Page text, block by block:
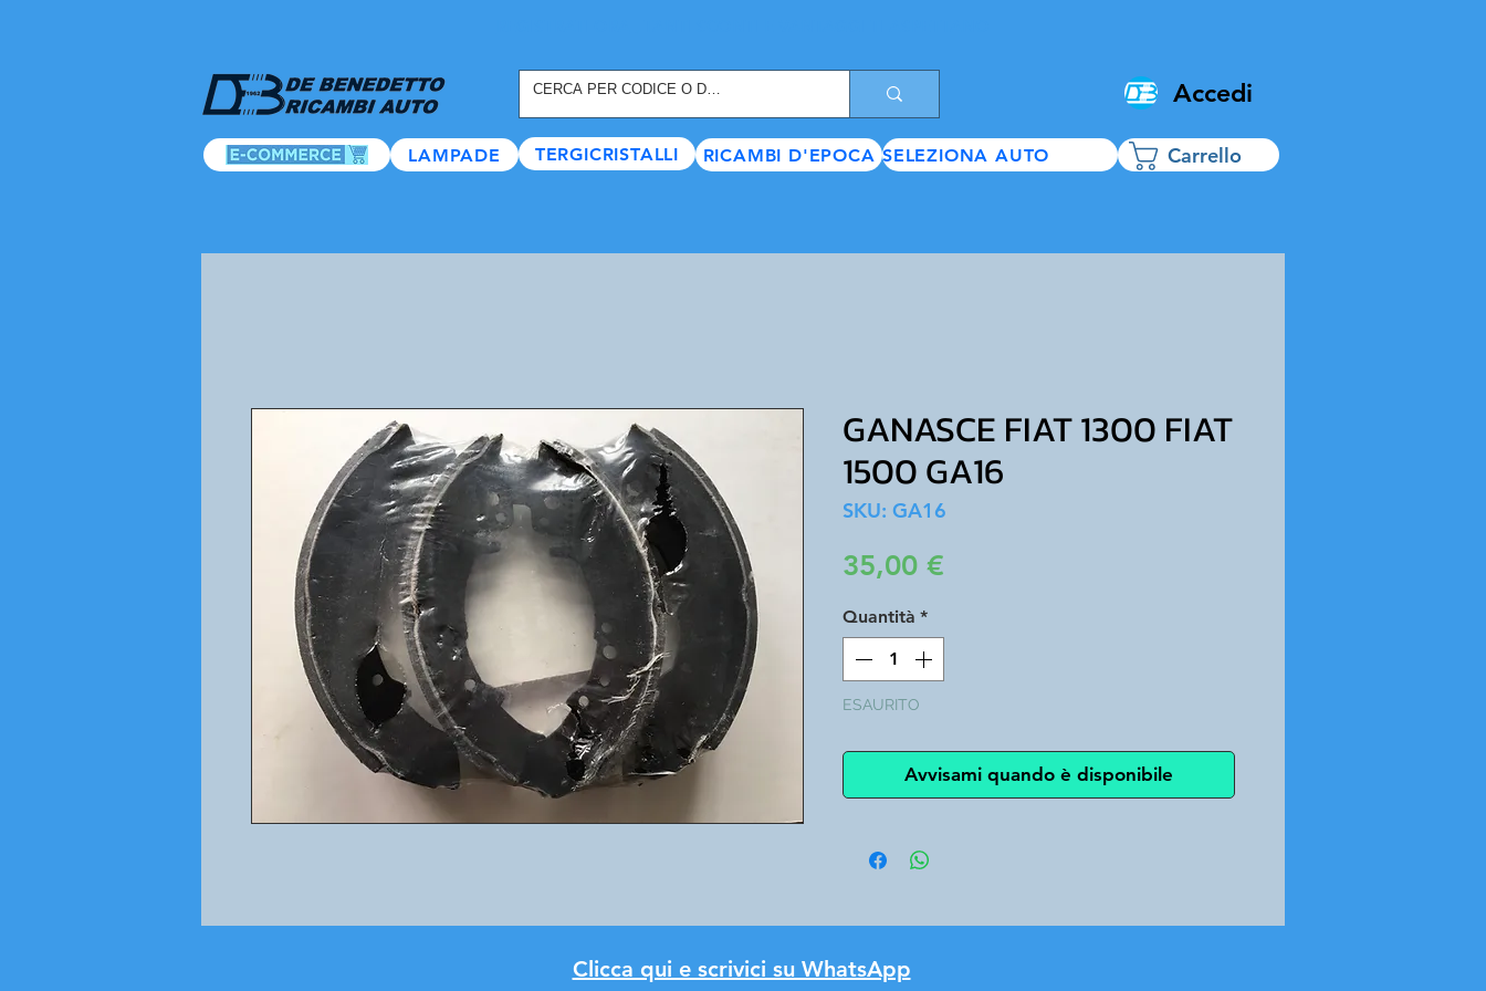
LAMPADE TERGICRISTALLI RICAMBI D'EPOCA SELEZIONA AUTO
Accedi
Carrello
GANASCE FIAT 1300 FIAT
1500 GA16
SKU: GA16
35,00 €
Quantità *
ESAURITO
Avvisami quando è disponibile
Clicca qui e scrivici su WhatsApp